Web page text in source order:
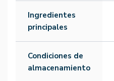
Ingredientes
principales
Condiciones de
almacenamiento